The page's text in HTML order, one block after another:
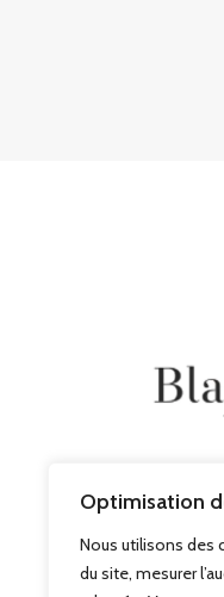
Optimisation
Nous utilisons des
du site, mesurer